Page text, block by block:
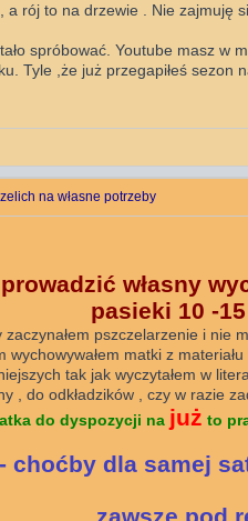
rój to na drzewie . Nie zajmuję
spróbować. Youtube masz w
Tyle ,że już przegapiłeś sezon
na własne potrzeby
prowadzić własny
pasieki 10 -
zaczynałem pszczelarzenie i nie
matki z
tak jak wyczytałem w
, do odkładzików , czy w razie
do dyspozycji na już to
choćby dla samej